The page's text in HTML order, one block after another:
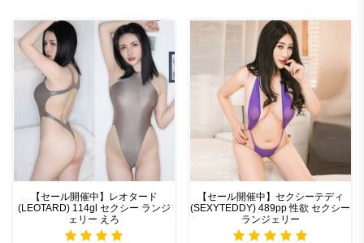
【セール開催中】レオタード
(LEOTARD) 114gl セクシー ランジ
ェリー えろ
【セール開催中】セクシーテディ
(SEXYTEDDY) 489pp 性欲 セクシー
ランジェリー